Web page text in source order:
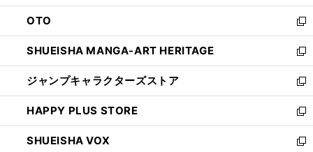
ウ
で
開
く
ン
ド
ウ
で
開
く
OTO
新
し
い
ウ
ィ
ン
ド
ウ
で
SHUEISHA MANGA-ART HERITAGE
新
し
い
ウ
ィ
ン
ド
ジャンプキャラクターズストア
新
し
い
ウ
ィ
HAPPY PLUS STORE
新
し
い
SHUEISHA VOX
新